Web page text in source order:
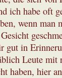
ich habe oft
wenn
gut in
Leute
haben, hier